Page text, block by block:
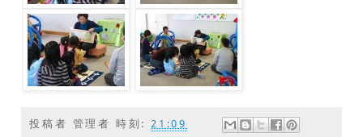
投稿者 管理者 時刻:21:09